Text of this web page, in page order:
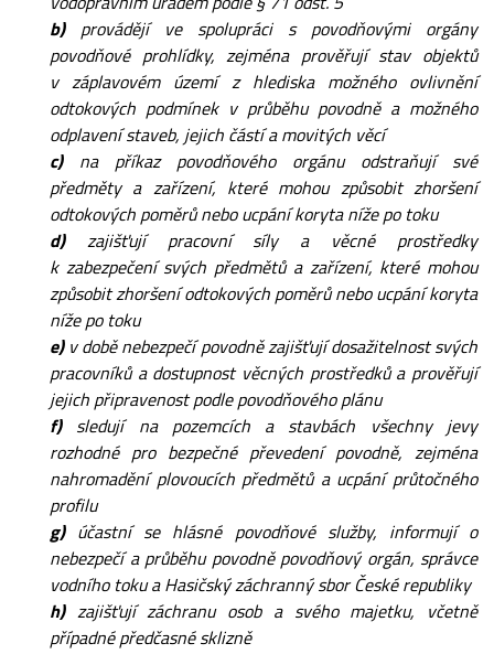
b)provádějí ve spolupráci s povodňovými orgány
povodňové prohlídky, zejména prověřují stav objektů
v záplavovém území z hlediska možného ovlivnění
odtokových podmínek v průběhu povodně a možného
odplavení staveb, jejich částí a movitých věcí
c)na příkaz povodňového orgánu odstraňují své
předměty a zařízení, které mohou způsobit zhoršení
odtokových poměrů nebo ucpání koryta níže po toku
d)zajišťují pracovní síly a věcné prostředky
k zabezpečení svých předmětů a zařízení, které mohou
způsobit zhoršení odtokových poměrů nebo ucpání koryta
níže po toku
e)v době nebezpečí povodně zajišťují dosažitelnost svých
pracovníků a dostupnost věcných prostředků a prověřují
jejich připravenost podle povodňového plánu
f)sledují na pozemcích a stavbách všechny jevy
rozhodné pro bezpečné převedení povodně, zejména
nahromadění plovoucích předmětů a ucpání průtočného
profilu
g)účastní se hlásné povodňové služby, informují o
nebezpečí a průběhu povodně povodňový orgán, správce
vodního toku a Hasičský záchranný sbor České republiky
h)zajišťují záchranu osob a svého majetku, včetně
případné předčasné sklizně